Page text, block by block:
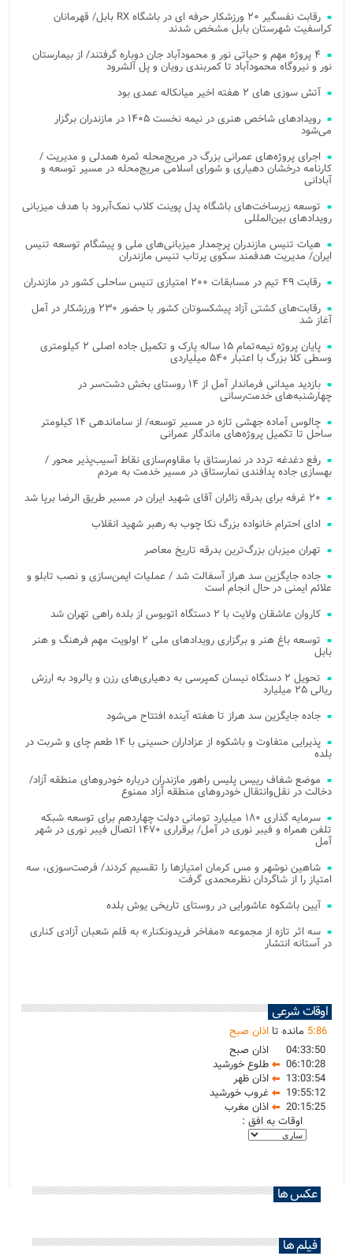
رقابت نفسگیر ۲۰ ورزشکار حرفه ای در باشگاه RX بابل/ قهرمانان
کراسفیت شهرستان بابل مشخص شدند
۴ پروژه مهم و حیاتی نور و محمودآباد جان دوباره گرفتند/ از بیمارستان
نور و نیروگاه محمودآباد تا کمربندی رویان و پل آلشرود
آتش‌ سوزی‌ های ۲ هفته اخیر میانکاله عمدی بود
رویدادهای شاخص هنری در نیمه نخست ۱۴۰۵ در مازندران برگزار
می‌شود
اجرای پروژه‌های عمرانی بزرگ در مریج‌محله ثمره همدلی و مدیریت /
کارنامه درخشان دهیاری و شورای اسلامی مریج‌محله در مسیر توسعه و
آبادانی
توسعه زیرساخت‌های باشگاه پدل پوینت کلاب نمک‌آبرود با هدف میزبانی
رویدادهای بین‌المللی
هیات تنیس مازندران پرچمدار میزبانی‌های ملی و پیشگام توسعه تنیس
ایران/ مدیریت هدفمند سکوی پرتاب تنیس مازندران
رقابت ۴۹ تیم در مسابقات ۲۰۰ امتیازی تنیس ساحلی کشور در مازندران
رقابت‌های کشتی آزاد پیشکسوتان کشور با حضور ۲۳۰ ورزشکار در آمل
آغاز شد
پایان پروژه نیمه‌تمام ۱۵ ساله پارک و تکمیل جاده اصلی ۲ کیلومتری
وسطی کلا بزرگ با اعتبار ۵۴۰ میلیاردی
بازدید میدانی فرماندار آمل از ۱۴ روستای بخش دشت‌سر در
چهارشنبه‌های خدمت‌رسانی
چالوس آماده جهشی تازه در مسیر توسعه/ از ساماندهی ۱۴ کیلومتر
ساحل تا تکمیل پروژه‌های ماندگار عمرانی
رفع دغدغه تردد در نمارستاق با مقاوم‌سازی نقاط آسیب‌پذیر محور /
بهسازی جاده پدافندی نمارستاق در مسیر خدمت به مردم
۲۰ غرفه برای بدرقه زائران آقای شهید ایران در مسیر طریق الرضا برپا شد
ادای احترام خانواده بزرگ نکا چوب به رهبر شهید انقلاب
تهران میزبان بزرگ‌ترین بدرقه تاریخ معاصر
جاده جایگزین سد هراز آسفالت شد / عملیات ایمن‌سازی و نصب تابلو و
علائم ایمنی در حال انجام است
کاروان عاشقان ولایت با ۲ دستگاه اتوبوس از بلده راهی تهران شد
توسعه باغ هنر و برگزاری رویدادهای ملی ۲ اولویت مهم فرهنگ و هنر
بابل
تحویل ۲ دستگاه نیسان کمپرسی به دهیاری‌های رزن و یالرود به ارزش
ریالی ۲۵ میلیارد
جاده جایگزین سد هراز تا هفته آینده افتتاح می‌شود
پذیرایی متفاوت و باشکوه از عزاداران حسینی با ۱۴ طعم چای و شربت در
بلده
موضع شفاف رییس پلیس راهور مازندران درباره خودروهای منطقه آزاد/
دخالت در نقل‌وانتقال خودروهای منطقه آزاد ممنوع
سرمایه گذاری ۱۸۰ میلیارد تومانی دولت چهاردهم برای توسعه شبکه
تلفن همراه و فیبر نوری در آمل/ برقراری ۱۴۷۰ اتصال فیبر نوری در شهر
آمل
شاهین نوشهر و مس کرمان امتیازها را تقسیم کردند/ فرصت‌سوزی، سه
امتیاز را از شاگردان نظرمحمدی گرفت
آیین باشکوه عاشورایی در روستای تاریخی یوش بلده
سه اثر تازه از مجموعه «مفاخر فریدونکنار» به قلم شعبان آزادی کناری
در آستانه انتشار
اوقات شرعی
5:86 مانده تا اذان صبح
04:33:50
اذان صبح
06:10:28
طلوع خورشید
13:03:54
اذان ظهر
19:55:12
غروب خورشید
20:15:25
اذان مغرب
اوقات به افق :
عکس ها
فیلم ها